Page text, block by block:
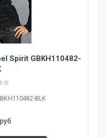
Spirit GBKH110482-
BLK
руб